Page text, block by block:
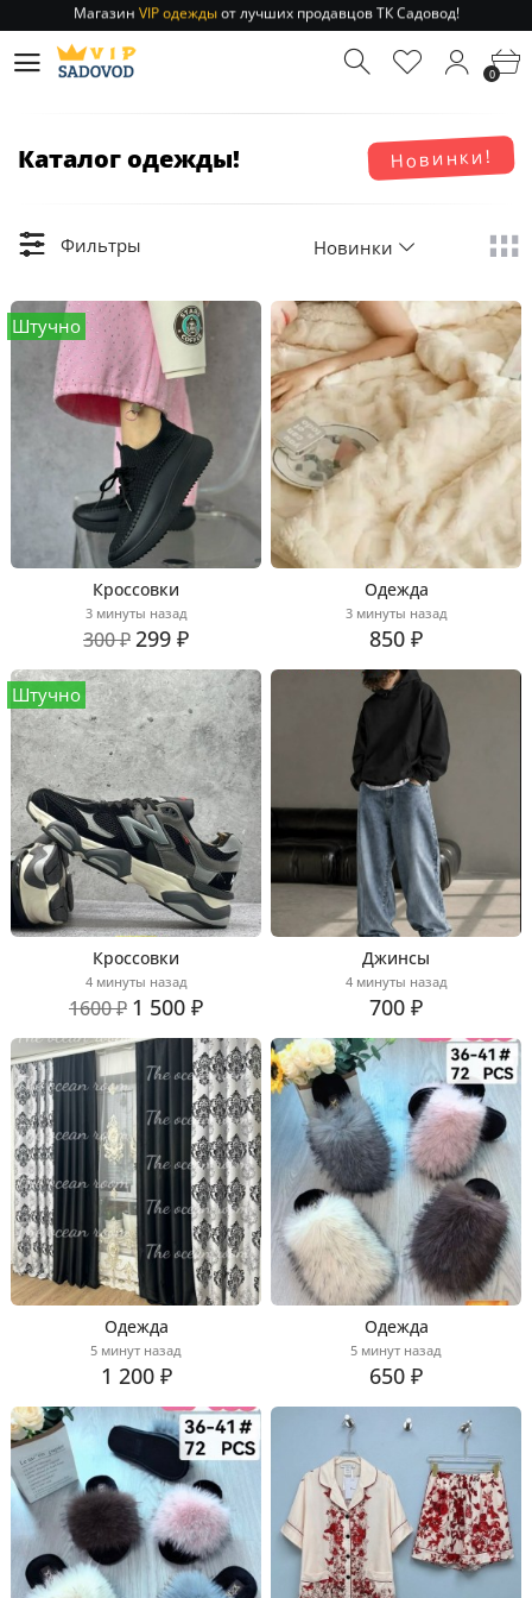
Отправление заказа 1-3 дняпо РФ и МСК!
Магазин
от лучших продавцов ТК Садовод!
0
Новинки!
Каталог одежды!
Фильтры Новинки
Кроссовки
3 минуты назад
300 ₽299 ₽
Штучно
Одежда
3 минуты назад
850 ₽
Кроссовки
4 минуты назад
1600 ₽ 1 500 ₽
Штучно
Джинсы
4 минуты назад
700 ₽
Одежда
5 минут назад
1 200 ₽
Одежда
5 минут назад
650 ₽